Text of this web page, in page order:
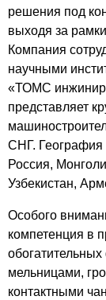
решения под
выходя за
Компания
научными
«ТОМС
представляет
СНГ. География
Россия,
Узбекистан,
Особого
компетенция в
мельницами,
контактными